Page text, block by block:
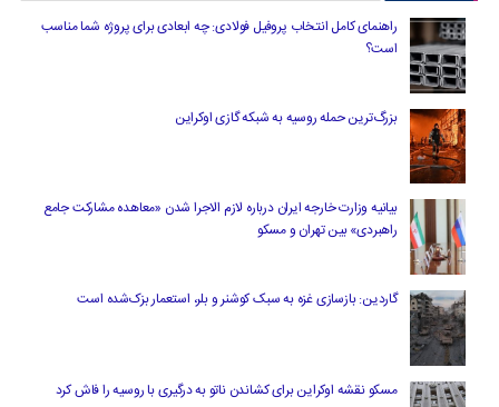
راهنمای کامل انتخاب پروفیل فولادی: چه ابعادی برای پروژه شما مناسب
است؟
بزرگ‌ترین حمله روسیه به شبکه گازی اوکراین
بیانیه وزارت خارجه ایران درباره لازم‌ الاجرا شدن «معاهده مشارکت جامع
راهبردی» بین تهران و مسکو
گاردین: بازسازی غزه به سبک کوشنر و بلر، استعمار بزک‌شده است
مسکو نقشه اوکراین برای کشاندن ناتو به درگیری با روسیه را فاش کرد